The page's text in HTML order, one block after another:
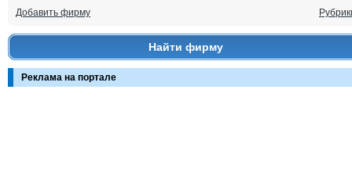
Добавить фирму
Найти фирму
Реклама на портале